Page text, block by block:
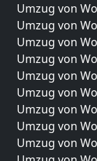
Umzug von
Umzug von
Umzug von
Umzug von
Umzug von
Umzug von
Umzug von
Umzug von
Umzug von